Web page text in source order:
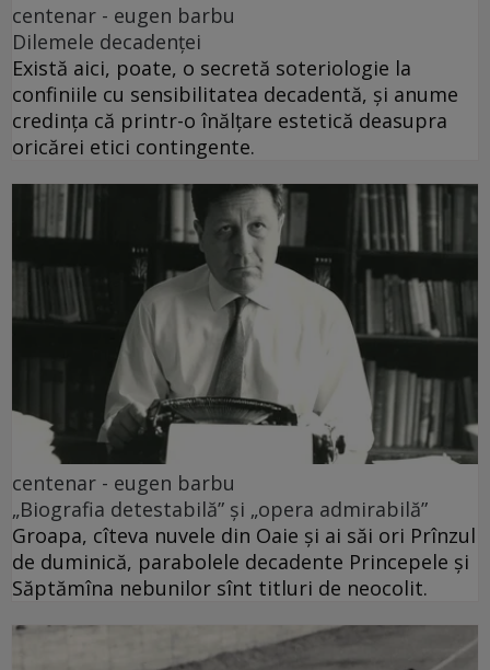
centenar - eugen barbu
Dilemele decadenței
Există aici, poate, o secretă soteriologie la
confiniile cu sensibilitatea decadentă, și anume
credința că printr-o înălțare estetică deasupra
oricărei etici contingente.
centenar - eugen barbu
„Biografia detestabilă” și „opera admirabilă”
Groapa, cîteva nuvele din Oaie și ai săi ori Prînzul
de duminică, parabolele decadente Princepele și
Săptămîna nebunilor sînt titluri de neocolit.